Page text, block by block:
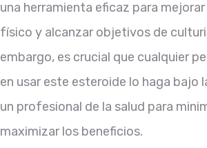
una herramienta eficaz para
físico y alcanzar objetivos de
embargo, es crucial que cualquier
en usar este esteroide lo haga bajo
un profesional de la salud para
maximizar los beneficios.